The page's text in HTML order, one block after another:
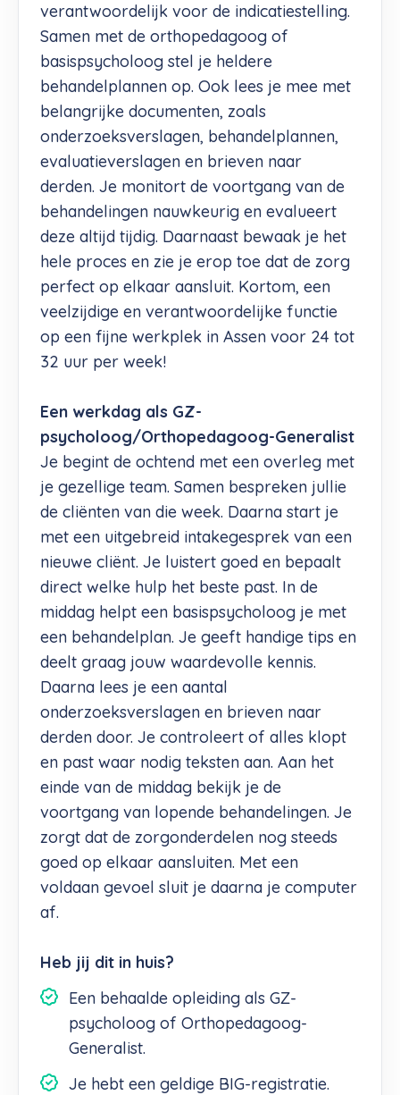
verantwoordelijk voor de indicatiestelling.
Samen met de orthopedagoog of
basispsycholoog stel je heldere
behandelplannen op. Ook lees je mee met
belangrijke documenten, zoals
onderzoeksverslagen, behandelplannen,
evaluatieverslagen en brieven naar
derden. Je monitort de voortgang van de
behandelingen nauwkeurig en evalueert
deze altijd tijdig. Daarnaast bewaak je het
hele proces en zie je erop toe dat de zorg
perfect op elkaar aansluit. Kortom, een
veelzijdige en verantwoordelijke functie
op een fijne werkplek in Assen voor 24 tot
32 uur per week!
Een werkdag als GZ-
psycholoog/Orthopedagoog-Generalist
Je begint de ochtend met een overleg met
je gezellige team. Samen bespreken jullie
de cliënten van die week. Daarna start je
met een uitgebreid intakegesprek van een
nieuwe cliënt. Je luistert goed en bepaalt
direct welke hulp het beste past. In de
middag helpt een basispsycholoog je met
een behandelplan. Je geeft handige tips en
deelt graag jouw waardevolle kennis.
Daarna lees je een aantal
onderzoeksverslagen en brieven naar
derden door. Je controleert of alles klopt
en past waar nodig teksten aan. Aan het
einde van de middag bekijk je de
voortgang van lopende behandelingen. Je
zorgt dat de zorgonderdelen nog steeds
goed op elkaar aansluiten. Met een
voldaan gevoel sluit je daarna je computer
af.
Heb jij dit in huis?
Een behaalde opleiding als GZ-
psycholoog of Orthopedagoog-
Generalist.
Je hebt een geldige BIG-registratie.